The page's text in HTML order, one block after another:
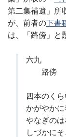
第二集補遺」所
が、前者の下書
は、「路傍」と
六九
路傍
一九
四本のく
かがやかに
やなぎの
しづかに